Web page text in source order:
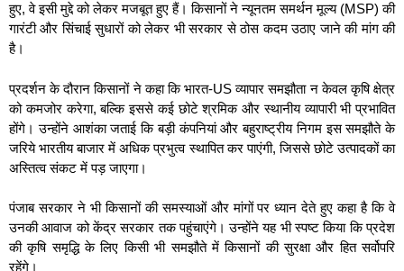
हुए, वे इसी मुद्दे को लेकर मजबूत हुए हैं। किसानों ने न्यूनतम समर्थन मूल्य (MSP) की
गारंटी और सिंचाई सुधारों को लेकर भी सरकार से ठोस कदम उठाए जाने की मांग की
है।
प्रदर्शन के दौरान किसानों ने कहा कि भारत-US व्यापार समझौता न केवल कृषि क्षेत्र
को कमजोर करेगा, बल्कि इससे कई छोटे श्रमिक और स्थानीय व्यापारी भी प्रभावित
होंगे। उन्होंने आशंका जताई कि बड़ी कंपनियां और बहुराष्ट्रीय निगम इस समझौते के
जरिये भारतीय बाजार में अधिक प्रभुत्व स्थापित कर पाएंगी, जिससे छोटे उत्पादकों का
अस्तित्व संकट में पड़ जाएगा।
पंजाब सरकार ने भी किसानों की समस्याओं और मांगों पर ध्यान देते हुए कहा है कि वे
उनकी आवाज को केंद्र सरकार तक पहुंचाएंगे। उन्होंने यह भी स्पष्ट किया कि प्रदेश
की कृषि समृद्धि के लिए किसी भी समझौते में किसानों की सुरक्षा और हित सर्वोपरि
रहेंगे।